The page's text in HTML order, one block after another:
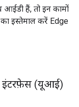
हैं, तो इन कामों
इस्तेमाल करें Edge
इंटरफ़ेस (यूआई)